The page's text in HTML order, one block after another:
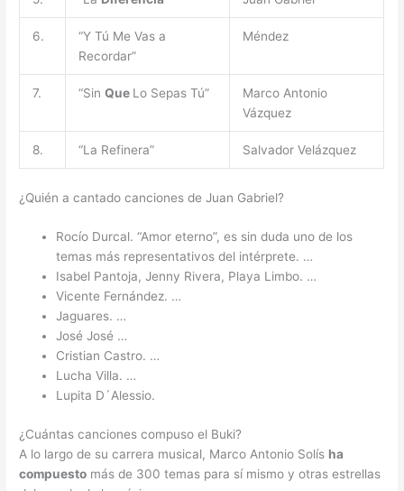
6.
“Y Tú Me Vas a
Recordar”
Méndez
7. “Sin Que Lo Sepas Tú”
Marco Antonio
Vázquez
8. “La Refinera” Salvador Velázquez
¿Quién a cantado canciones de Juan Gabriel?
Rocío Durcal. “Amor eterno”, es sin duda uno de los
temas más representativos del intérprete. …
Isabel Pantoja, Jenny Rivera, Playa Limbo. …
Vicente Fernández. …
Jaguares. …
José José …
Cristian Castro. …
Lucha Villa. …
Lupita D´Alessio.
¿Cuántas canciones compuso el Buki?
A lo largo de su carrera musical, Marco Antonio Solís ha
compuesto más de 300 temas para sí mismo y otras estrellas